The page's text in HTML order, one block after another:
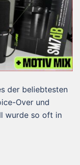
der beliebtesten
Over und
wurde so oft in